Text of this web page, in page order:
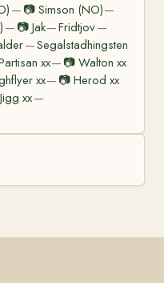
— 📷 Simson (NO)—
— 📷Jak—Fridtjov—
—Segalstadhingsten
xx— 📷Walton xx
xx— 📷Herod xx
Jigg xx—